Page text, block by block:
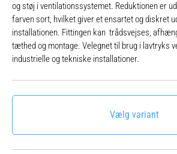
og støj i ventilationssystemet. Reduktionen er
farven sort, hvilket giver et ensartet og diskret
installationen. Fittingen kan trådsvejses,
tæthed og montage. Velegnet til brug i lavtryks
industrielle og tekniske installationer.
Vælg variant